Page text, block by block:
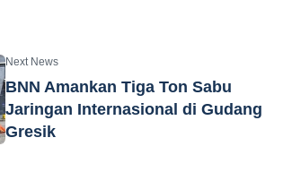
Next News
BNN Amankan Tiga Ton Sabu
Jaringan Internasional di Gudang
Gresik